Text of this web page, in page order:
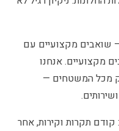
שואבים מקצועיים עם
מקצועיים. אנחנו
מכל המשטחים —
תקרות וקירות, אחר